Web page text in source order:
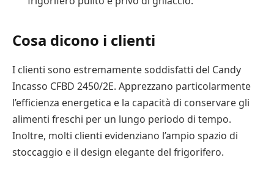
Cosa dicono i clienti
I clienti sono estremamente soddisfatti del Candy
Incasso CFBD 2450/2E. Apprezzano particolarmente
l’efficienza energetica e la capacità di conservare gli
alimenti freschi per un lungo periodo di tempo.
Inoltre, molti clienti evidenziano l’ampio spazio di
stoccaggio e il design elegante del frigorifero.